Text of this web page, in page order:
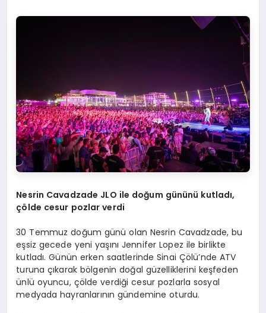
Nesrin Cavadzade JLO ile doğum gününü kutladı,
çölde cesur pozlar verdi
30 Temmuz doğum günü olan Nesrin Cavadzade, bu
eşsiz gecede yeni yaşını Jennifer Lopez ile birlikte
kutladı. Günün erken saatlerinde Sinai Çölü’nde ATV
turuna çıkarak bölgenin doğal güzelliklerini keşfeden
ünlü oyuncu, çölde verdiği cesur pozlarla sosyal
medyada hayranlarının gündemine oturdu.